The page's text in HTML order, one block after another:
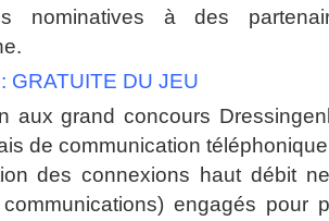
nominatives à des
GRATUITE DU JEU
aux grand concours
de communication
des connexions haut débit
engagés pour